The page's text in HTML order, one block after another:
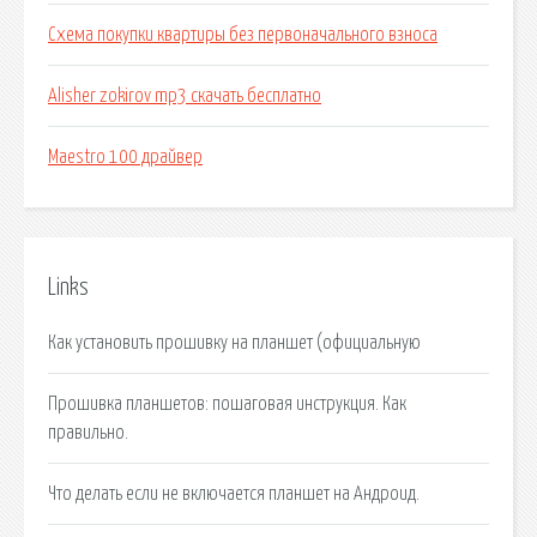
Схема покупки квартиры без первоначального взноса
Alisher zokirov mp3 скачать бесплатно
Maestro 100 драйвер
Links
Как установить прошивку на планшет (официальную
Прошивка планшетов: пошаговая инструкция. Как
правильно.
Что делать если не включается планшет на Андроид.